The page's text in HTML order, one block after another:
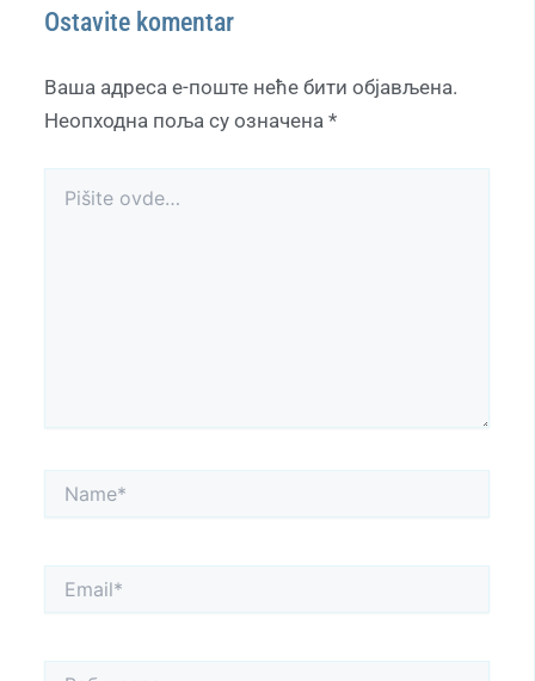
Ostavite komentar
Ваша адреса е-поште неће бити објављена.
Неопходна поља су означена *
Name*
Email*
Веб